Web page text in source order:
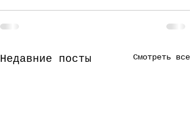
Недавние посты Смотреть все